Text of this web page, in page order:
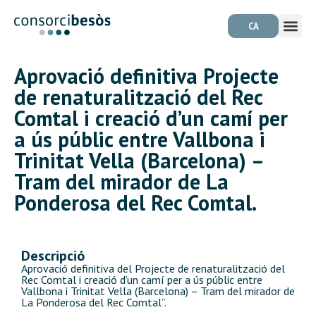
CA
Aprovació definitiva Projecte
de renaturalització del Rec
Comtal i creació d’un camí per
a ús públic entre Vallbona i
Trinitat Vella (Barcelona) –
Tram del mirador de La
Ponderosa del Rec Comtal.
Descripció
Aprovació definitiva del Projecte de renaturalització del
Rec Comtal i creació d’un camí per a ús públic entre
Vallbona i Trinitat Vella (Barcelona) – Tram del mirador de
La Ponderosa del Rec Comtal”.